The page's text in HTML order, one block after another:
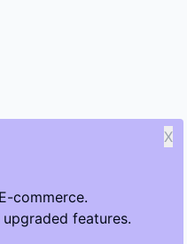
commerce.
features.
X
reserved.
answers and cleaner